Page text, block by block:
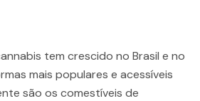
tem crescido no Brasil e no
mais populares e acessíveis
são os comestíveis de